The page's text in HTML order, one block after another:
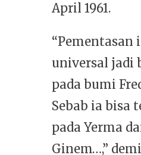
April 1961.
universal jadi
pada bumi
Sebab ia bisa
pada Yerma
Ginem…,”